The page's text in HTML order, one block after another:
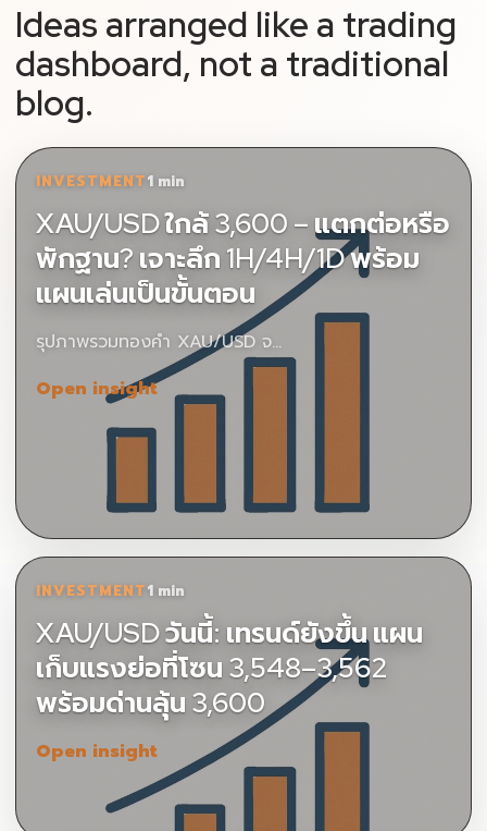
Ideas arranged like a trading
dashboard, not a traditional
blog.
INVESTMENT1 min
XAU/USD ใกล้ 3,600 – แตกต่อหรือ
พักฐาน? เจาะลึก 1H/4H/1D พร้อม
แผนเล่นเป็นขั้นตอน
รุปภาพรวมทองคำ XAU/USD จ…
Open insight
INVESTMENT1 min
XAU/USD วันนี้: เทรนด์ยังขึ้น แผน
เก็บแรงย่อที่โซน 3,548–3,562
พร้อมด่านลุ้น 3,600
Open insight